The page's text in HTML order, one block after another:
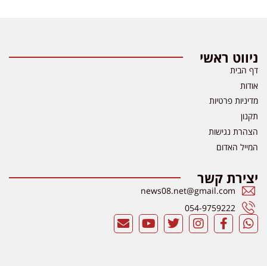
ניווט ראשי
דף הבית
אודות
מדיניות פרטיות
תקנון
הצהרת נגישות
המייל האדום
יצירת קשר
news08.net@gmail.com
054-9759222